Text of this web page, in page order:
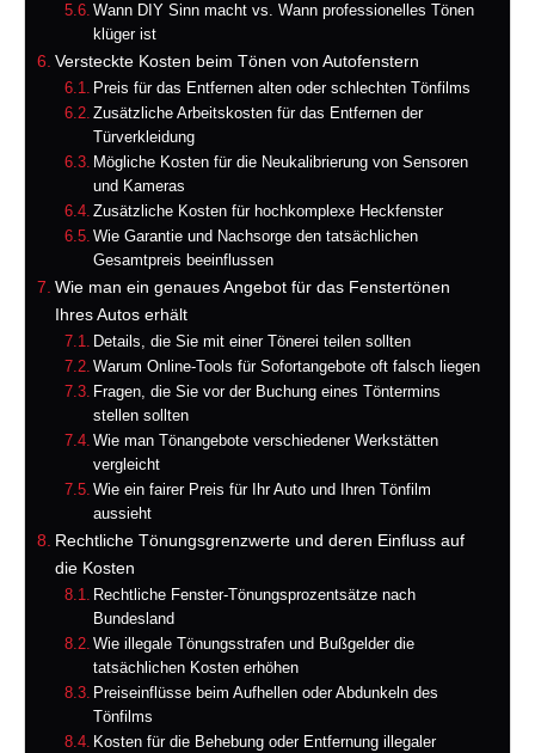
Wann DIY Sinn macht vs. Wann professionelles Tönen
klüger ist
Versteckte Kosten beim Tönen von Autofenstern
Preis für das Entfernen alten oder schlechten Tönfilms
Zusätzliche Arbeitskosten für das Entfernen der
Türverkleidung
Mögliche Kosten für die Neukalibrierung von Sensoren
und Kameras
Zusätzliche Kosten für hochkomplexe Heckfenster
Wie Garantie und Nachsorge den tatsächlichen
Gesamtpreis beeinflussen
Wie man ein genaues Angebot für das Fenstertönen
Ihres Autos erhält
Details, die Sie mit einer Tönerei teilen sollten
Warum Online-Tools für Sofortangebote oft falsch liegen
Fragen, die Sie vor der Buchung eines Töntermins
stellen sollten
Wie man Tönangebote verschiedener Werkstätten
vergleicht
Wie ein fairer Preis für Ihr Auto und Ihren Tönfilm
aussieht
Rechtliche Tönungsgrenzwerte und deren Einfluss auf
die Kosten
Rechtliche Fenster-Tönungsprozentsätze nach
Bundesland
Wie illegale Tönungsstrafen und Bußgelder die
tatsächlichen Kosten erhöhen
Preiseinflüsse beim Aufhellen oder Abdunkeln des
Tönfilms
Kosten für die Behebung oder Entfernung illegaler